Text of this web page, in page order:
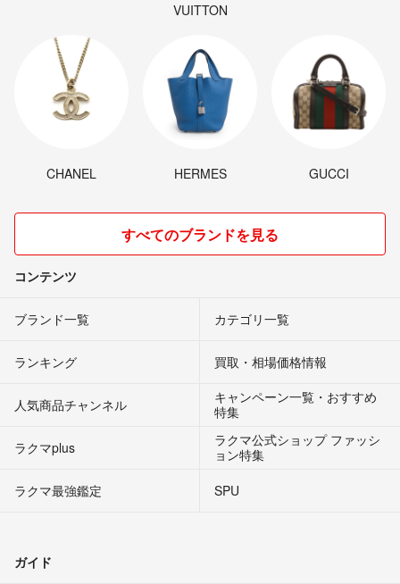
VUITTON
CHANEL HERMES GUCCI
すべてのブランドを見る
コンテンツ
ブランド一覧 カテゴリ一覧
ランキング 買取・相場価格情報
人気商品チャンネル
キャンペーン一覧・おすすめ
特集
ラクマplus
ラクマ公式ショップ ファッシ
ョン特集
ラクマ最強鑑定
SPU
ガイド